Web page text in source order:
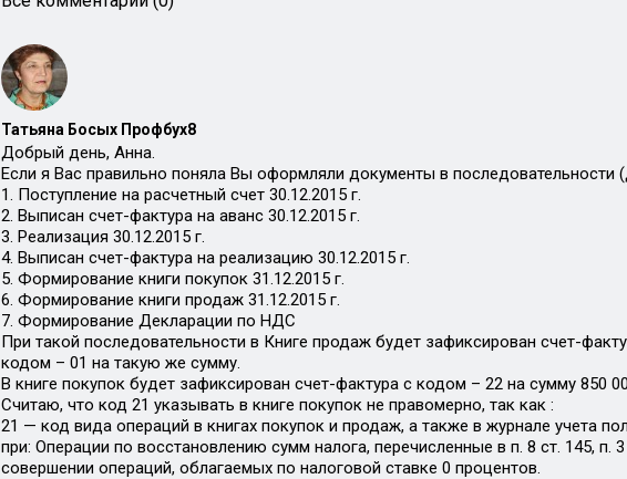
Татьяна Босых Профбух8
Добрый день, Анна.
Если я Вас правильно поняла Вы оформляли документы в последовательности
1. Поступление на расчетный счет 30.12.2015 г.
2. Выписан счет-фактура на аванс 30.12.2015 г.
3. Реализация 30.12.2015 г.
4. Выписан счет-фактура на реализацию 30.12.2015 г.
5. Формирование книги покупок 31.12.2015 г.
6. Формирование книги продаж 31.12.2015 г.
7. Формирование Декларации по НДС
При такой последовательности в Книге продаж будет зафиксирован счет-
кодом – 01 на такую же сумму.
В книге покупок будет зафиксирован счет-фактура с кодом – 22 на сумму 850
Считаю, что код 21 указывать в книге покупок не правомерно, так как :
21 — код вида операций в книгах покупок и продаж, а также в журнале учета
при: Операции по восстановлению сумм налога, перечисленные в п. 8 ст. 145, п.
совершении операций, облагаемых по налоговой ставке 0 процентов.